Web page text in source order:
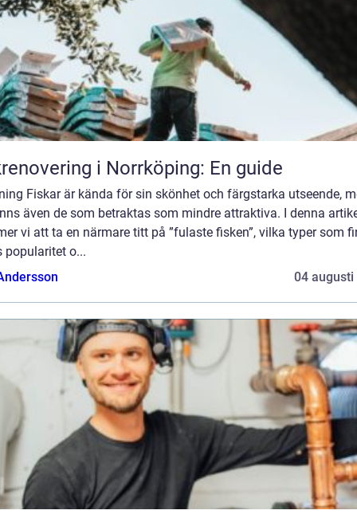
i Norrköping: En guide
Fiskar är kända för sin skönhet och färgstarka utseende,
även de som betraktas som mindre attraktiva. I denna
vi att ta en närmare titt på ”fulaste fisken”, vilka typer som
popularitet o...
04 augusti